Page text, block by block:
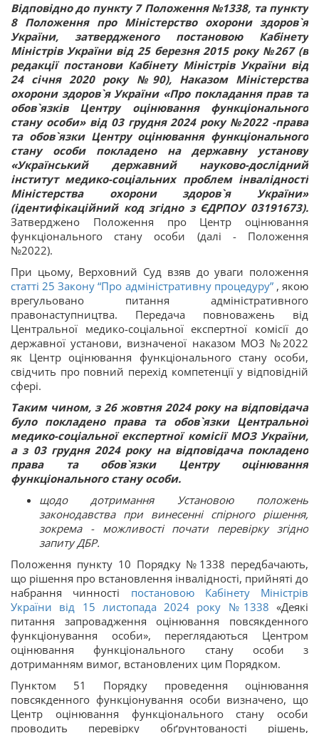
Відповідно до пункту 7 Положення №1338, та пункту
8 Положення про Міністерство охорони здоров`я
України, затвердженого постановою Кабінету
Міністрів України від 25 березня 2015 року №267 (в
редакції постанови Кабінету Міністрів України від
24 січня 2020 року №90), Наказом Міністерства
охорони здоров`я України «Про покладання прав та
обов`язків Центру оцінювання функціонального
стану особи» від 03 грудня 2024 року №2022 -права
та обов`язки Центру оцінювання функціонального
стану особи покладено на державну установу
«Український державний науково-дослідний
інститут медико-соціальних проблем інвалідності
Міністерства охорони здоров`я України»
(ідентифікаційний код згідно з ЄДРПОУ 03191673).
Затверджено Положення про Центр оцінювання
функціонального стану особи (далі - Положення
№2022).
При цьому, Верховний Суд взяв до уваги положення
статті 25 Закону “Про адміністративну процедуру” , якою
врегульовано питання адміністративного
правонаступництва. Передача повноважень від
Центральної медико-соціальної експертної комісії до
державної установи, визначеної наказом МОЗ №2022
як Центр оцінювання функціонального стану особи,
свідчить про повний перехід компетенції у відповідній
сфері.
Таким чином, з 26 жовтня 2024 року на відповідача
було покладено права та обов`язки Центральної
медико-соціальної експертної комісії МОЗ України,
а з 03 грудня 2024 року на відповідача покладено
права та обов`язки Центру оцінювання
функціонального стану особи.
щодо дотримання Установою положень
законодавства при винесенні спірного рішення,
зокрема - можливості почати перевірку згідно
запиту ДБР.
Положення пункту 10 Порядку №1338 передбачають,
що рішення про встановлення інвалідності, прийняті до
набрання чинності постановою Кабінету Міністрів
України від 15 листопада 2024 року №1338 «Деякі
питання запровадження оцінювання повсякденного
функціонування особи», переглядаються Центром
оцінювання функціонального стану особи з
дотриманням вимог, встановлених цим Порядком.
Пунктом 51 Порядку проведення оцінювання
повсякденного функціонування особи визначено, що
Центр оцінювання функціонального стану особи
проводить перевірку обґрунтованості рішень,